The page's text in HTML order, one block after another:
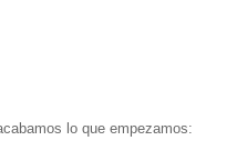
lo que empezamos: